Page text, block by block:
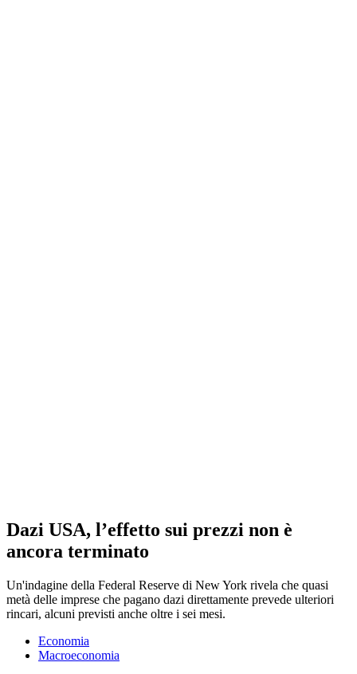
Dazi USA, l’effetto sui prezzi non è
ancora terminato
Un'indagine della Federal Reserve di New York rivela che quasi
metà delle imprese che pagano dazi direttamente prevede ulteriori
rincari, alcuni previsti anche oltre i sei mesi.
Economia
Macroeconomia